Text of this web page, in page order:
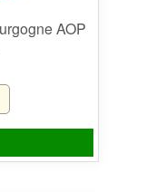
is:
AOP